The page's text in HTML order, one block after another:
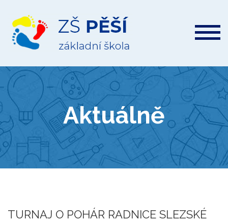
ZŠ
Pěší
Aktuálně
TURNAJ O POHÁR RADNICE SLEZSKÉ